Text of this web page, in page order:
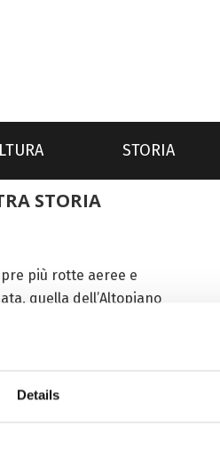
Details
STORIA
STORIA
più rotte aeree e
quella dell’Altopiano